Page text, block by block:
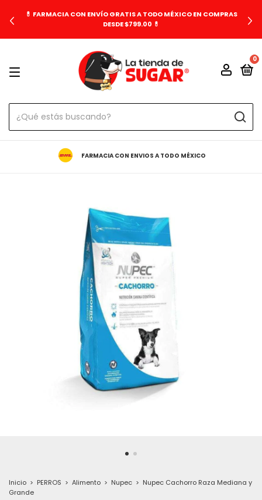
💊 FARMACIA CON ENVÍO GRATIS A TODO MÉXICO EN COMPRAS
DESDE $799.00 💊
0
FARMACIA CON ENVIOS A TODO MÉXICO
Inicio > PERROS > Alimento > Nupec > Nupec Cachorro Raza Mediana y
Grande